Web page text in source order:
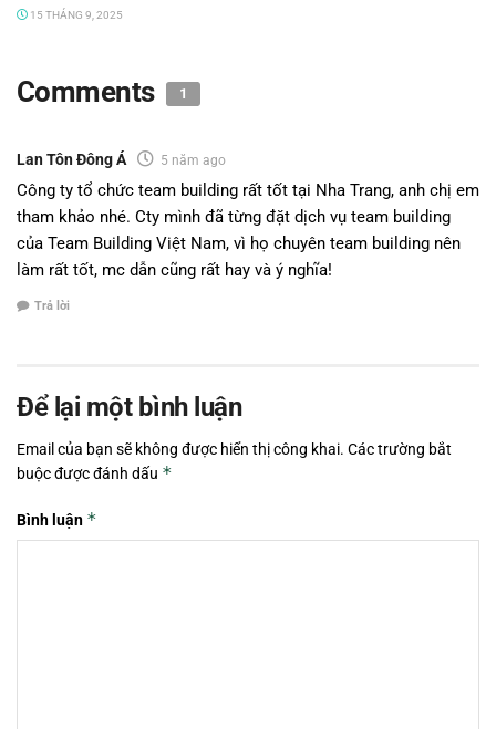
15 THÁNG 9, 2025
Comments 1
Lan Tôn Đông Á 5 năm ago
Công ty tổ chức team building rất tốt tại Nha Trang, anh chị em
tham khảo nhé. Cty mình đã từng đặt dịch vụ team building
của Team Building Việt Nam, vì họ chuyên team building nên
làm rất tốt, mc dẫn cũng rất hay và ý nghĩa!
Trả lời
Để lại một bình luận
Email của bạn sẽ không được hiển thị công khai. Các trường bắt
buộc được đánh dấu *
Bình luận *